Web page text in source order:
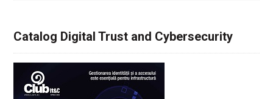
Catalog Digital Trust and Cybersecurity